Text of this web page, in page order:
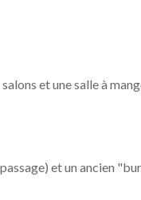
et une salle à
et un ancien